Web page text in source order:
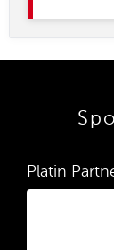
Platin